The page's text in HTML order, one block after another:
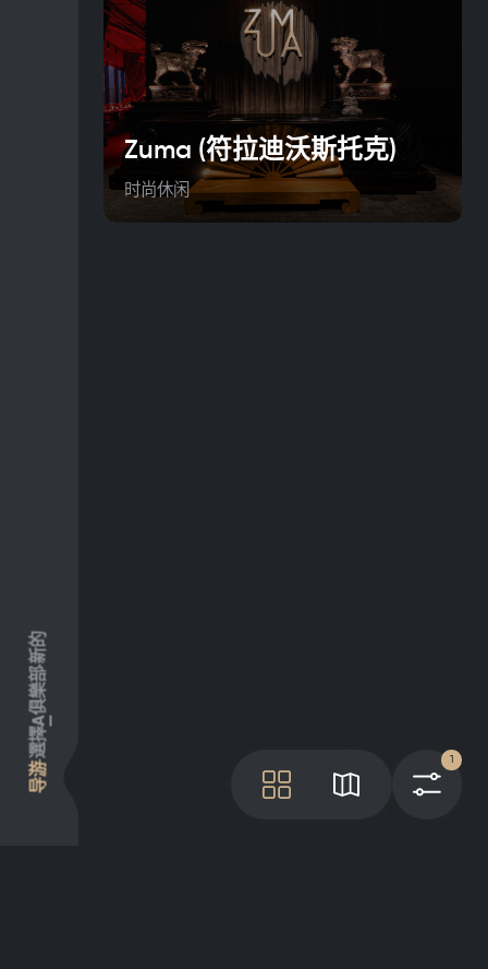
导游
選擇
A
俱樂部
新的
地图
1
Zuma (符拉迪沃斯托克)
时尚休闲